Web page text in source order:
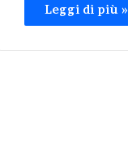
Leggi di più »